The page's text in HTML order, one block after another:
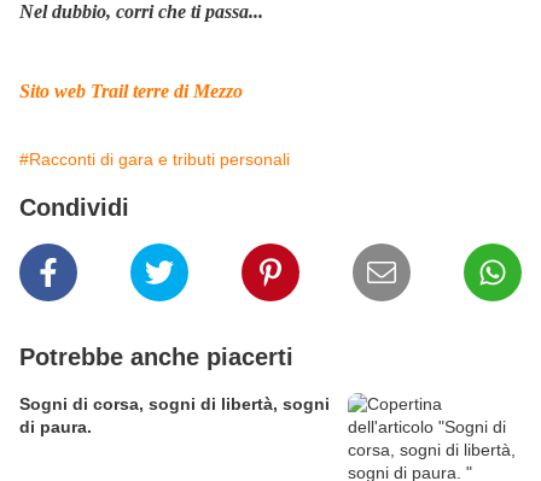
Nel dubbio, corri che ti passa...
Sito web Trail terre di Mezzo
#Racconti di gara e tributi personali
Condividi
Potrebbe anche piacerti
Sogni di corsa, sogni di libertà, sogni
di paura.